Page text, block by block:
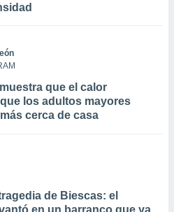
que el calor
los adultos mayores
cerca de casa
de Biescas: el
en un barranco que ya